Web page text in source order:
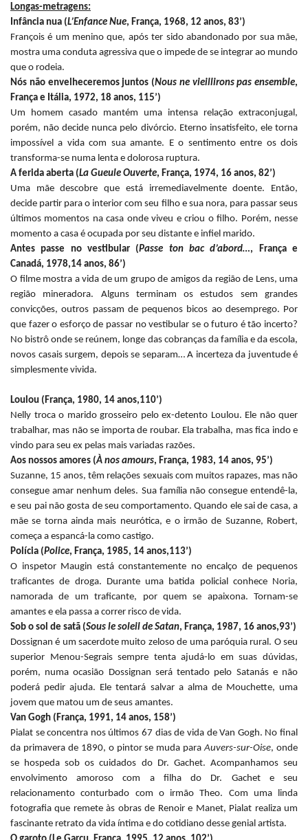
Longas-metragens:
Infância nua (L’Enfance Nue, França, 1968, 12 anos, 83’)
François é um menino que, após ter sido abandonado por sua mãe,
mostra uma conduta agressiva que o impede de se integrar ao mundo
que o rodeia.
Nós não envelheceremos juntos (Nous ne vieillirons pas ensemble,
França e Itália, 1972, 18 anos, 115’)
Um homem casado mantém uma intensa relação extraconjugal,
porém, não decide nunca pelo divórcio. Eterno insatisfeito, ele torna
impossível a vida com sua amante. E o sentimento entre os dois
transforma-se numa lenta e dolorosa ruptura.
A ferida aberta (La Gueule Ouverte, França, 1974, 16 anos, 82’)
Uma mãe descobre que está irremediavelmente doente. Então,
decide partir para o interior com seu filho e sua nora, para passar seus
últimos momentos na casa onde viveu e criou o filho. Porém, nesse
momento a casa é ocupada por seu distante e infiel marido.
Antes passe no vestibular (Passe ton bac d’abord…, França e
Canadá, 1978,14 anos, 86’)
O filme mostra a vida de um grupo de amigos da região de Lens, uma
região mineradora. Alguns terminam os estudos sem grandes
convicções, outros passam de pequenos bicos ao desemprego. Por
que fazer o esforço de passar no vestibular se o futuro é tão incerto?
No bistrô onde se reúnem, longe das cobranças da família e da escola,
novos casais surgem, depois se separam… A incerteza da juventude é
simplesmente vivida.
Loulou (França, 1980, 14 anos,110’)
Nelly troca o marido grosseiro pelo ex-detento Loulou. Ele não quer
trabalhar, mas não se importa de roubar. Ela trabalha, mas fica indo e
vindo para seu ex pelas mais variadas razões.
Aos nossos amores (À nos amours, França, 1983, 14 anos, 95’)
Suzanne, 15 anos, têm relações sexuais com muitos rapazes, mas não
consegue amar nenhum deles. Sua família não consegue entendê-la,
e seu pai não gosta de seu comportamento. Quando ele sai de casa, a
mãe se torna ainda mais neurótica, e o irmão de Suzanne, Robert,
começa a espancá-la como castigo.
Polícia (Police, França, 1985, 14 anos,113’)
O inspetor Maugin está constantemente no encalço de pequenos
traficantes de droga. Durante uma batida policial conhece Noria,
namorada de um traficante, por quem se apaixona. Tornam-se
amantes e ela passa a correr risco de vida.
Sob o sol de satã (Sous le soleil de Satan, França, 1987, 16 anos,93’)
Dossignan é um sacerdote muito zeloso de uma paróquia rural. O seu
superior Menou-Segrais sempre tenta ajudá-lo em suas dúvidas,
porém, numa ocasião Dossignan será tentado pelo Satanás e não
poderá pedir ajuda. Ele tentará salvar a alma de Mouchette, uma
jovem que matou um de seus amantes.
Van Gogh (França, 1991, 14 anos, 158’)
Pialat se concentra nos últimos 67 dias de vida de Van Gogh. No final
da primavera de 1890, o pintor se muda paraAuvers-sur-Oise, onde
se hospeda sob os cuidados do Dr. Gachet. Acompanhamos seu
envolvimento amoroso com a filha do Dr. Gachet e seu
relacionamento conturbado com o irmão Theo. Com uma linda
fotografia que remete às obras de Renoir e Manet, Pialat realiza um
fascinante retrato da vida íntima e do cotidiano desse genial artista.